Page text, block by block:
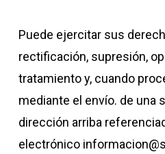
Puede ejercitar sus
rectificación, supresión,
tratamiento y, cuando
mediante el envío. de una
dirección arriba
electrónico